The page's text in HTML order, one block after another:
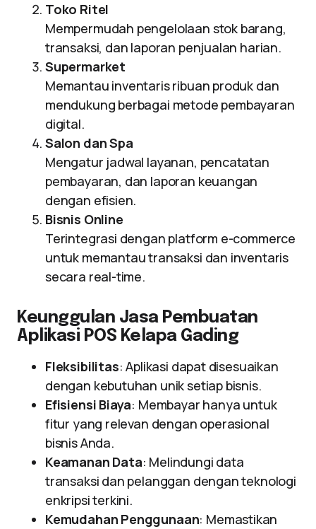
Toko Ritel
Mempermudah pengelolaan stok barang,
transaksi, dan laporan penjualan harian.
Supermarket
Memantau inventaris ribuan produk dan
mendukung berbagai metode pembayaran
digital.
Salon dan Spa
Mengatur jadwal layanan, pencatatan
pembayaran, dan laporan keuangan
dengan efisien.
Bisnis Online
Terintegrasi dengan platform e-commerce
untuk memantau transaksi dan inventaris
secara real-time.
Keunggulan Jasa Pembuatan
Aplikasi POS Kelapa Gading
Fleksibilitas: Aplikasi dapat disesuaikan
dengan kebutuhan unik setiap bisnis.
Efisiensi Biaya: Membayar hanya untuk
fitur yang relevan dengan operasional
bisnis Anda.
Keamanan Data: Melindungi data
transaksi dan pelanggan dengan teknologi
enkripsi terkini.
Kemudahan Penggunaan: Memastikan